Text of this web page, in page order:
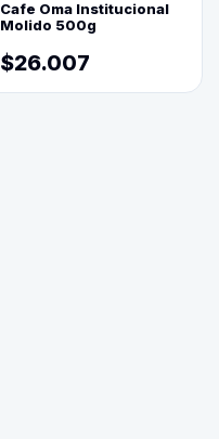
Cafe Oma Institucional
Molido 500g
$26.007